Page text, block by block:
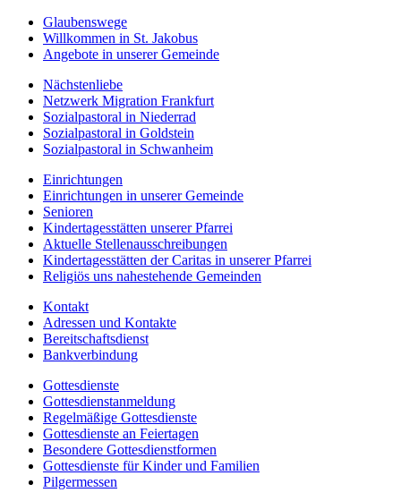
Glaubenswege
Willkommen in St. Jakobus
Angebote in unserer Gemeinde
Nächstenliebe
Netzwerk Migration Frankfurt
Sozialpastoral in Niederrad
Sozialpastoral in Goldstein
Sozialpastoral in Schwanheim
Einrichtungen
Einrichtungen in unserer Gemeinde
Senioren
Kindertagesstätten unserer Pfarrei
Aktuelle Stellenausschreibungen
Kindertagesstätten der Caritas in unserer Pfarrei
Religiös uns nahestehende Gemeinden
Kontakt
Adressen und Kontakte
Bereitschaftsdienst
Bankverbindung
Gottesdienste
Gottesdienstanmeldung
Regelmäßige Gottesdienste
Gottesdienste an Feiertagen
Besondere Gottesdienstformen
Gottesdienste für Kinder und Familien
Pilgermessen